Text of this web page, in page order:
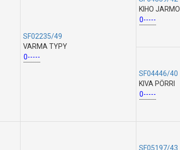
SF02235/49
VARMA TYPY
0-----
KIHO JARMO
0-----
SF04446/40
KIVA PÖRRI
0-----
SF05197/43